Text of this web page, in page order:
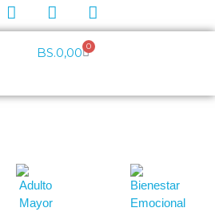
BS.0,00 0